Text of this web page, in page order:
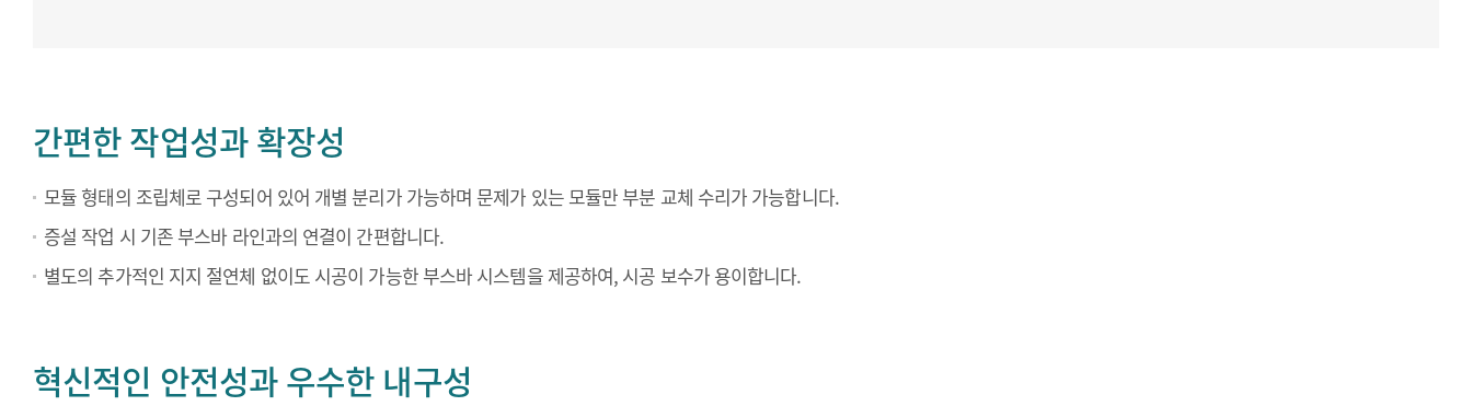
간편한 작업성과 확장성
모듈 형태의 조립체로 구성되어 있어 개별 분리가 가능하며 문제가 있는 모듈만 부분 교체 수리가 가능합니다.
증설 작업 시 기존 부스바 라인과의 연결이 간편합니다.
별도의 추가적인 지지 절연체 없이도 시공이 가능한 부스바 시스템을 제공하여, 시공 보수가 용이합니다.
혁신적인 안전성과 우수한 내구성